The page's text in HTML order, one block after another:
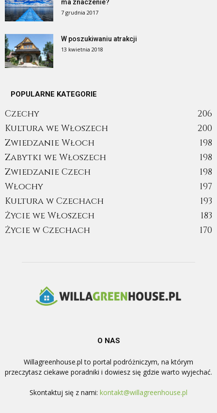
ma znaczenie?
7 grudnia 2017
W poszukiwaniu atrakcji
13 kwietnia 2018
POPULARNE KATEGORIE
Czechy
206
Kultura we Włoszech
200
Zwiedzanie Włoch
198
Zabytki we Włoszech
198
Zwiedzanie Czech
198
Włochy
197
Kultura w Czechach
193
Życie we Włoszech
183
Życie w Czechach
170
O NAS
Willagreenhouse.pl to portal podróżniczym, na którym
przeczytasz ciekawe poradniki i dowiesz się gdzie warto wyjechać.
Skontaktuj się z nami: kontakt@willagreenhouse.pl